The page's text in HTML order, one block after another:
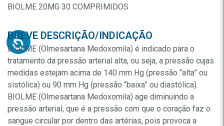
BIOLME 20MG 30 COMPRIMIDOS
BREVE DESCRIÇÃO/INDICAÇÃO
BIOLME (Olmesartana Medoxomila) é indicado para o
tratamento da pressão arterial alta, ou seja, a pressão cujas
medidas estejam acima de 140 mm Hg (pressão “alta” ou
sistólica) ou 90 mm Hg (pressão “baixa” ou diastólica).
BIOLME (Olmesartana Medoxomila) age diminuindo a
pressão arterial, que é a pressão com que o coração faz o
sangue circular por dentro das artérias, pois provoca a